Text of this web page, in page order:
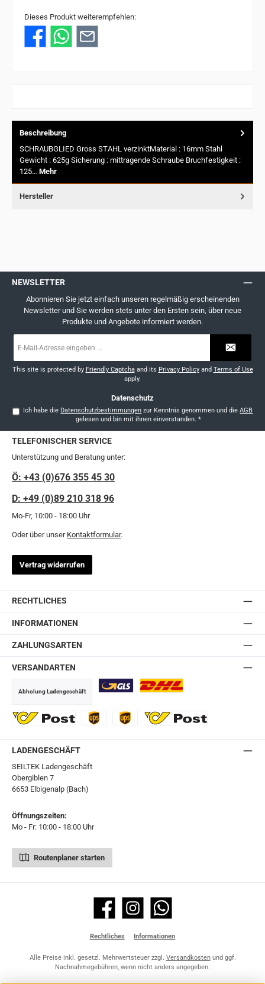
Dieses Produkt weiterempfehlen:
Beschreibung
SCHRAUBGLIED Gross STAHL verzinktMaterial : 16mm Stahl
Gewicht : 625g Sicherung : mittragende Schraube Bruchfestigkeit :
125… Mehr
Hersteller
NEWSLETTER
Abonnieren Sie jetzt einfach unseren regelmäßig erscheinenden
Newsletter und Sie werden stets unter den Ersten sein, über neue
Produkte und Angebote informiert werden.
Mail-
*
This site is protected by Friendly Captchaand its Privacy Policyand Terms of Use
apply.
Datenschutz
Ich habe die Datenschutzbestimmungen zur Kenntnis genommen und dieAGB
gelesen und bin mit ihnen einverstanden. *
TELEFONISCHER SERVICE
Unterstützung und Beratung unter:
Ö: +43 (0)676 355 45 30
D: +49 (0)89 210 318 96
Mo-Fr, 10:00 - 18:00 Uhr
Oder über unser Kontaktformular.
Vertrag widerrufen
RECHTLICHES
INFORMATIONEN
ZAHLUNGSARTEN
VERSANDARTEN
Abholung Ladengeschäft
LADENGESCHÄFT
SEILTEK Ladengeschäft
Obergiblen 7
6653 Elbigenalp (Bach)
Öffnungszeiten:
Mo - Fr: 10:00 - 18:00 Uhr
Routenplaner starten
Facebook Instagram WhatsApp
Rechtliches Informationen
Alle Preise inkl. gesetzl. Mehrwertsteuer zzgl. Versandkostenund ggf.
Nachnahmegebühren, wenn nicht anders angegeben.